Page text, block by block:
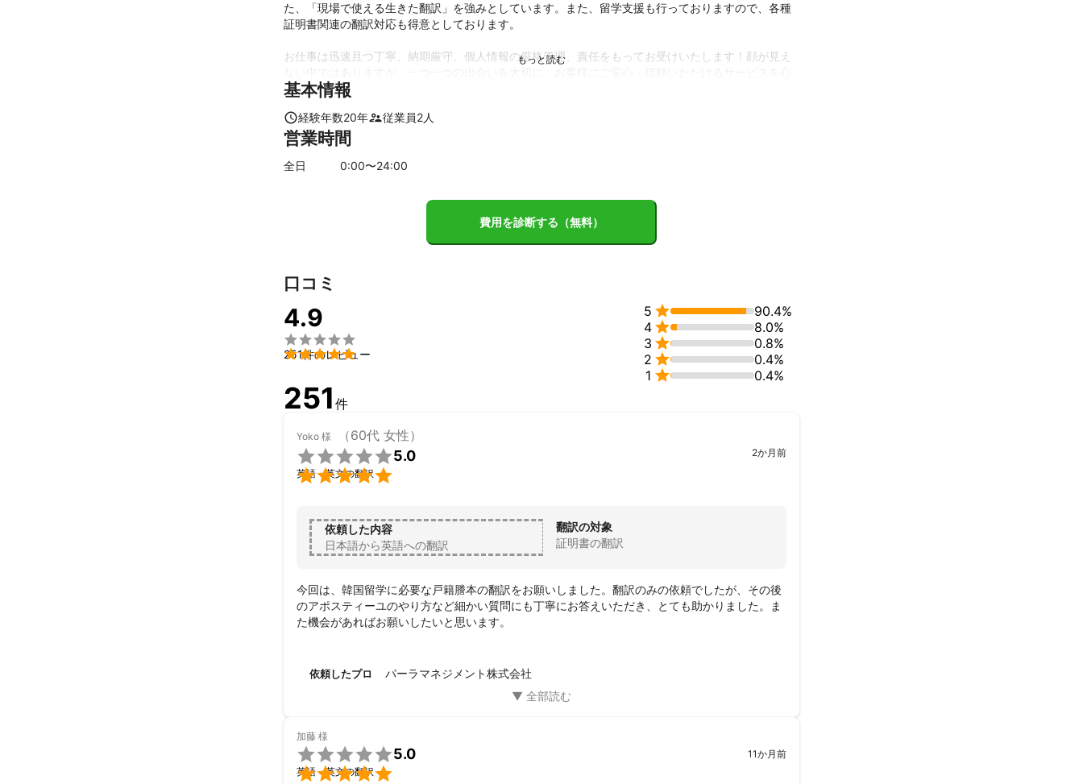
た、「現場で使える生きた翻訳」を強みとしています。また、留学支援も行っておりますので、各種
証明書関連の翻訳対応も得意としております。
お仕事は迅速且つ丁寧、納期厳守、個人情報の厳格管理、責任をもってお受けいたします！顔が見え
がけています。
ご予算、納期等、ささいな疑問や質問でも結構ですのでまずはお気軽にお問い合わせいただければと
思います。
【翻訳事例】①各種証明書（戸籍、確定申告、職務経歴書、身分証明書等）、②ビジネス文書（プレ
論文等（論文、エッセイ等）
・上記語学力・ビジネス知識双方を必要とする高度な翻訳業務にも対応可能
・留学コンサルタントとして中・高・大・大学院全ての留学プロセス（エッセイ指導、奨学金調査・
出願、学校選定、願書作成、面接訓練、ビザ取得等）に精通しており、合格率100％を誇る。
【翻訳責任者略歴】
高校は英国のボーディングスクールに留学。米カリフォルニア州立大学卒業後、英国で大手銀行に勤
務。その後、米ノースウェスタン大学大学院で修士号を取得し、外資系コンサルティングファームに
勤務。現在、中学、高校、大学、大学院、語学学校等の留学支援も行う。
基本情報
経験年数20年 従業員2人
営業時間
全日 0:00〜24:00
費用を診断する（無料）
口コミ
4.9


251件のレビュー
5 
90.4%
4 
8.0%
3 
0.8%
2 
0.4%
1  0.4%
251 件
Yoko 様 （60代 女性）


5.0
英語・英文の翻訳
2か月前
依頼した内容
日本語から英語への翻訳
翻訳の対象
証明書の翻訳
今回は、韓国留学に必要な戸籍謄本の翻訳をお願いしました。翻訳のみの依頼でしたが、その後
のアポスティーユのやり方など細かい質問にも丁寧にお答えいただき、とても助かりました。ま
た機会があればお願いしたいと思います。
依頼したプロ パーラマネジメント株式会社
加藤 様


5.0
英語・英文の翻訳
11か月前